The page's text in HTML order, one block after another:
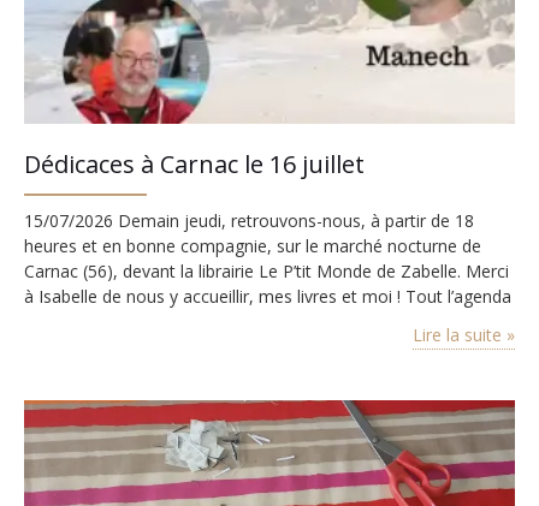
Dédicaces à Carnac le 16 juillet
15/07/2026 Demain jeudi, retrouvons-nous, à partir de 18
heures et en bonne compagnie, sur le marché nocturne de
Carnac (56), devant la librairie Le P’tit Monde de Zabelle. Merci
à Isabelle de nous y accueillir, mes livres et moi ! Tout l’agenda
Lire la suite »